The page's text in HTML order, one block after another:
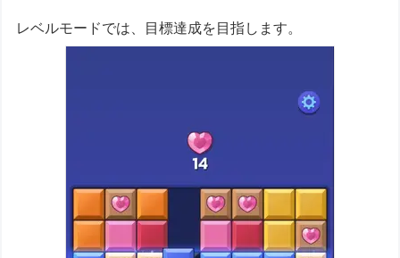
レベルモードでは、目標達成を目指します。